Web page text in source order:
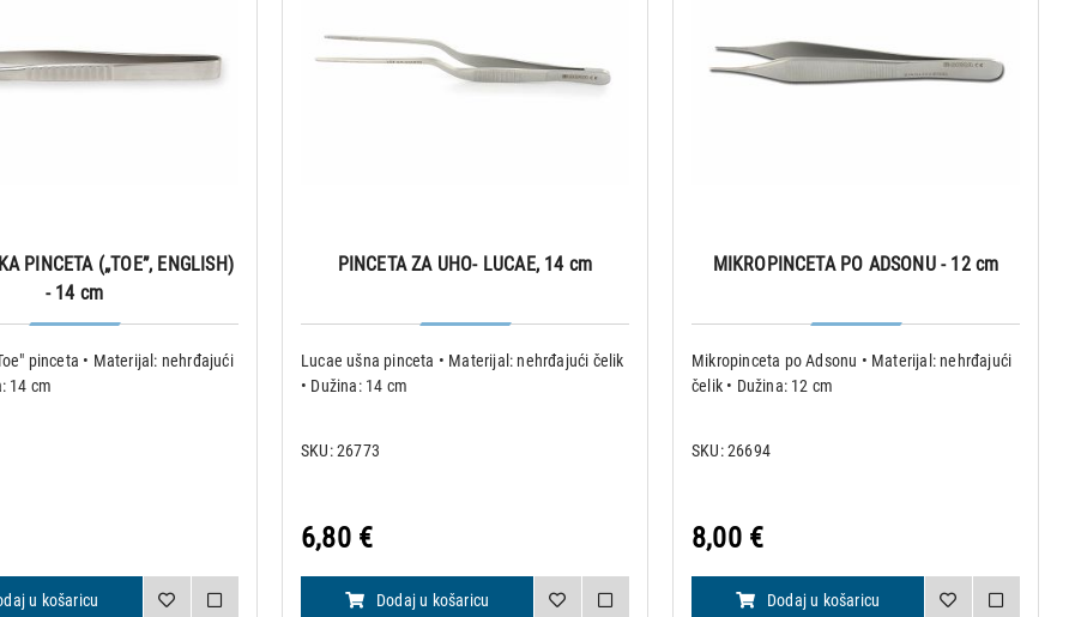
PINCETA („TOE”, ENGLISH)
- 14 cm
pinceta • Materijal: nehrđajući
14 cm
u košaricu
PINCETA ZA UHO- LUCAE, 14 cm
Lucae ušna pinceta • Materijal: nehrđajući čelik
• Dužina: 14 cm
SKU: 26773
6,80 €
Dodaj u košaricu
MIKROPINCETA PO ADSONU - 12 cm
Mikropinceta po Adsonu • Materijal: nehrđajući
čelik • Dužina: 12 cm
SKU: 26694
8,00 €
Dodaj u košaricu